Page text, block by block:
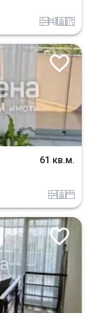
tuhlaobzavejdne_0 sanitarno_pomeshtenie v_blizost_do_asfaltiran_put
61 кв.м.
tuhla sanitarno_pomeshtenie spalnia